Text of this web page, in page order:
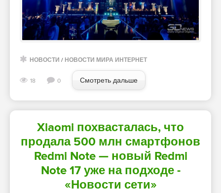
НОВОСТИ / НОВОСТИ МИРА ИНТЕРНЕТ
18 0 Смотреть дальше
Xiaomi похвасталась, что
продала 500 млн смартфонов
Redmi Note — новый Redmi
Note 17 уже на подходе -
«Новости сети»